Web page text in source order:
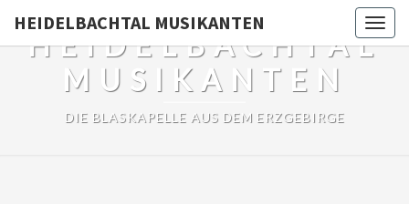
HEIDELBACHTAL MUSIKANTEN
HEIDELBACHTAL
MUSIKANTEN
DIE BLASKAPELLE AUS DEM ERZGEBIRGE